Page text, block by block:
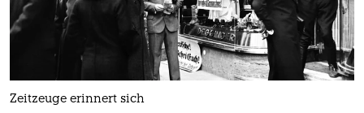
Zeitzeuge erinnert sich